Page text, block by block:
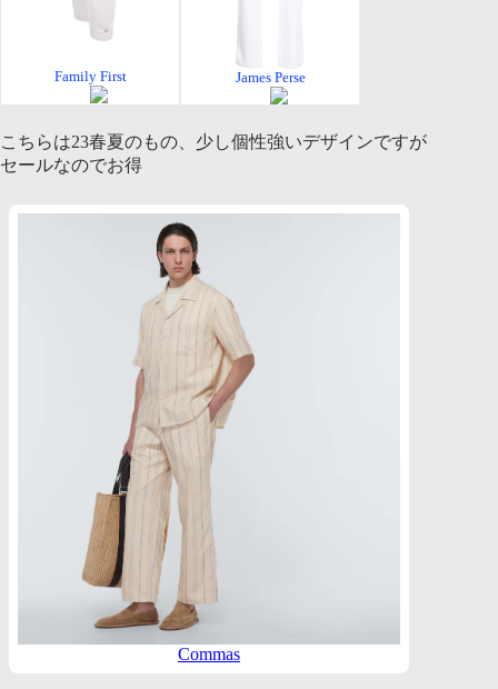
Family First James Perse
こちらは23春夏のもの、少し個性強いデザインですが
セールなのでお得
Commas